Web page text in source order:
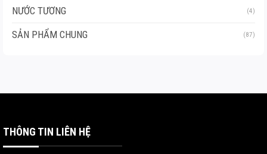
NƯỚC TƯƠNG (4)
SẢN PHẨM CHUNG (87)
THÔNG TIN LIÊN HỆ